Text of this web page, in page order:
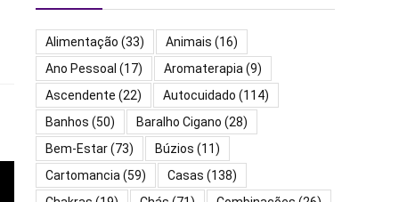
Alimentação (33) Animais (16)
Ano Pessoal (17) Aromaterapia(9)
Ascendente (22) Autocuidado (114)
Banhos (50) Baralho Cigano (28)
Bem-Estar(73) Búzios (11)
Cartomancia(59) Casas (138)